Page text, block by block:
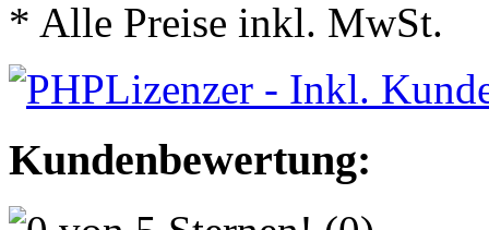
* Alle Preise inkl. MwSt.
Kundenbewertung: